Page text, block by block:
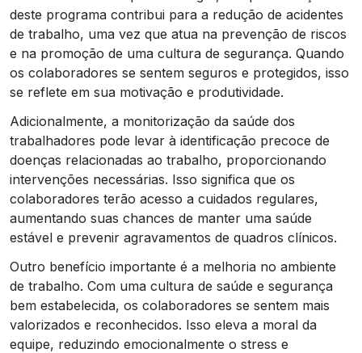
deste programa contribui para a redução de acidentes
de trabalho, uma vez que atua na prevenção de riscos
e na promoção de uma cultura de segurança. Quando
os colaboradores se sentem seguros e protegidos, isso
se reflete em sua motivação e produtividade.
Adicionalmente, a monitorização da saúde dos
trabalhadores pode levar à identificação precoce de
doenças relacionadas ao trabalho, proporcionando
intervenções necessárias. Isso significa que os
colaboradores terão acesso a cuidados regulares,
aumentando suas chances de manter uma saúde
estável e prevenir agravamentos de quadros clínicos.
Outro benefício importante é a melhoria no ambiente
de trabalho. Com uma cultura de saúde e segurança
bem estabelecida, os colaboradores se sentem mais
valorizados e reconhecidos. Isso eleva a moral da
equipe, reduzindo emocionalmente o stress e